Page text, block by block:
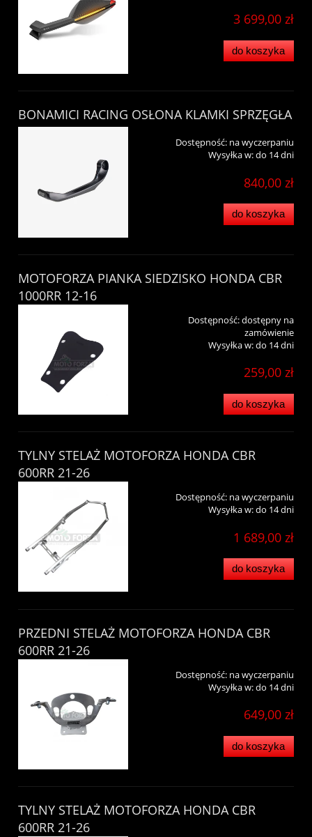
3 699,00 zł
do koszyka
BONAMICI RACING OSŁONA KLAMKI SPRZĘGŁA
Dostępność: na wyczerpaniu
Wysyłka w:do 14 dni
840,00 zł
do koszyka
MOTOFORZA PIANKA SIEDZISKO HONDA CBR
1000RR 12-16
Dostępność:dostępny na
zamówienie
Wysyłka w:do 14 dni
259,00 zł
do koszyka
TYLNY STELAŻ MOTOFORZA HONDA CBR
600RR 21-26
Dostępność: na wyczerpaniu
Wysyłka w:do 14 dni
1 689,00 zł
do koszyka
PRZEDNI STELAŻ MOTOFORZA HONDA CBR
600RR 21-26
Dostępność: na wyczerpaniu
Wysyłka w:do 14 dni
649,00 zł
do koszyka
TYLNY STELAŻ MOTOFORZA HONDA CBR
600RR 21-26